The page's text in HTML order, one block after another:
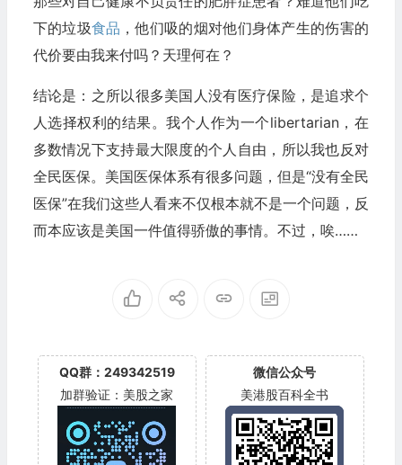
下的垃圾食品 ，他们吸的烟对他们身体产生的伤害的
代价要由我来付吗？天理何在？
结论是：之所以很多美国人没有医疗保险，是追求个
人选择权利的结果。我个人作为一个libertarian，在
多数情况下支持最大限度的个人自由，所以我也反对
全民医保。美国医保体系有很多问题，但是“没有全民
医保”在我们这些人看来不仅根本就不是一个问题，反
而本应该是美国一件值得骄傲的事情。不过，唉……
QQ群：249342519
加群验证：美股之家
微信公众号
美港股百科全书